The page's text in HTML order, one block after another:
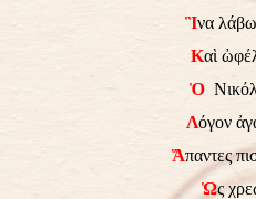
Ἳνα
Καὶ
Ὁ
Λόγον
Ἅπαντες
Ὡς